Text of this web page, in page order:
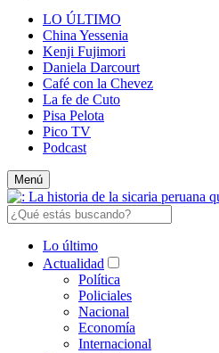
LO ÚLTIMO
China Yessenia
Kenji Fujimori
Daniela Darcourt
Café con la Chevez
La fe de Cuto
Pisa Pelota
Pico TV
Podcast
Menú
Lo último
Actualidad
Política
Policiales
Nacional
Economía
Internacional